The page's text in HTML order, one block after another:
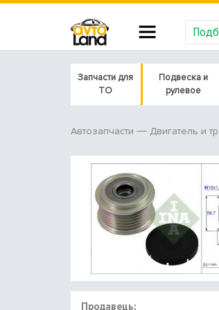
Запчасти для
ТО
Подвеска и
рулевое
Автозапчасти Двигатель и
Продавець: